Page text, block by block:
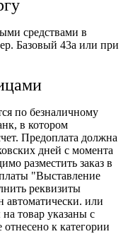
средствами в
Базовый 43а или при
по безналичному
в котором
Предоплата должна
дней с момента
разместить заказ в
"Выставление
реквизиты
автоматически. или
товар указаны с
к категории